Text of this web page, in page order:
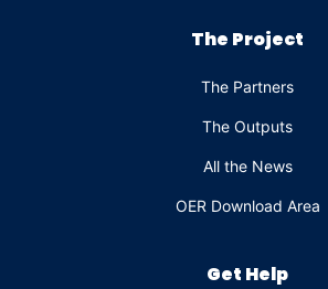
The Project
The Partners
The Outputs
All the News
OER Download Area
Get Help